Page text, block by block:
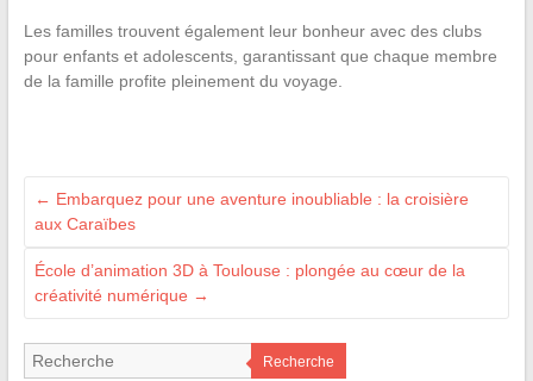
Les familles trouvent également leur bonheur avec des clubs
pour enfants et adolescents, garantissant que chaque membre
de la famille profite pleinement du voyage.
← Embarquez pour une aventure inoubliable : la croisière
aux Caraïbes
École d’animation 3D à Toulouse : plongée au cœur de la
créativité numérique →
Recherche